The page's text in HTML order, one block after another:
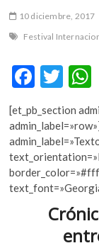
10 diciembre, 2017
Festival
F
e
b
o
o
T
w
itt
er
h
[et_pb_section